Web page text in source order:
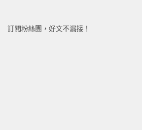
訂閱粉絲團，好文不漏接！